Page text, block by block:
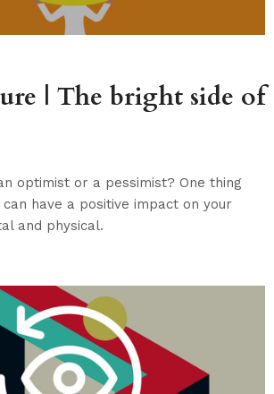
| The bright side of
optimist or a pessimist? One thing
have a positive impact on your
and physical.